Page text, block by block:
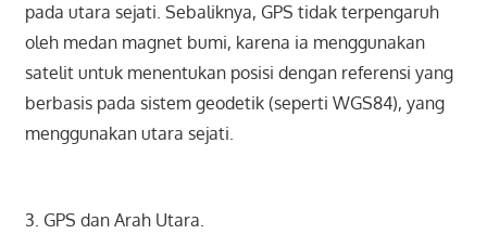
pada utara sejati. Sebaliknya, GPS tidak terpengaruh
oleh medan magnet bumi, karena ia menggunakan
satelit untuk menentukan posisi dengan referensi yang
berbasis pada sistem geodetik (seperti WGS84), yang
menggunakan utara sejati.
3. GPS dan Arah Utara.